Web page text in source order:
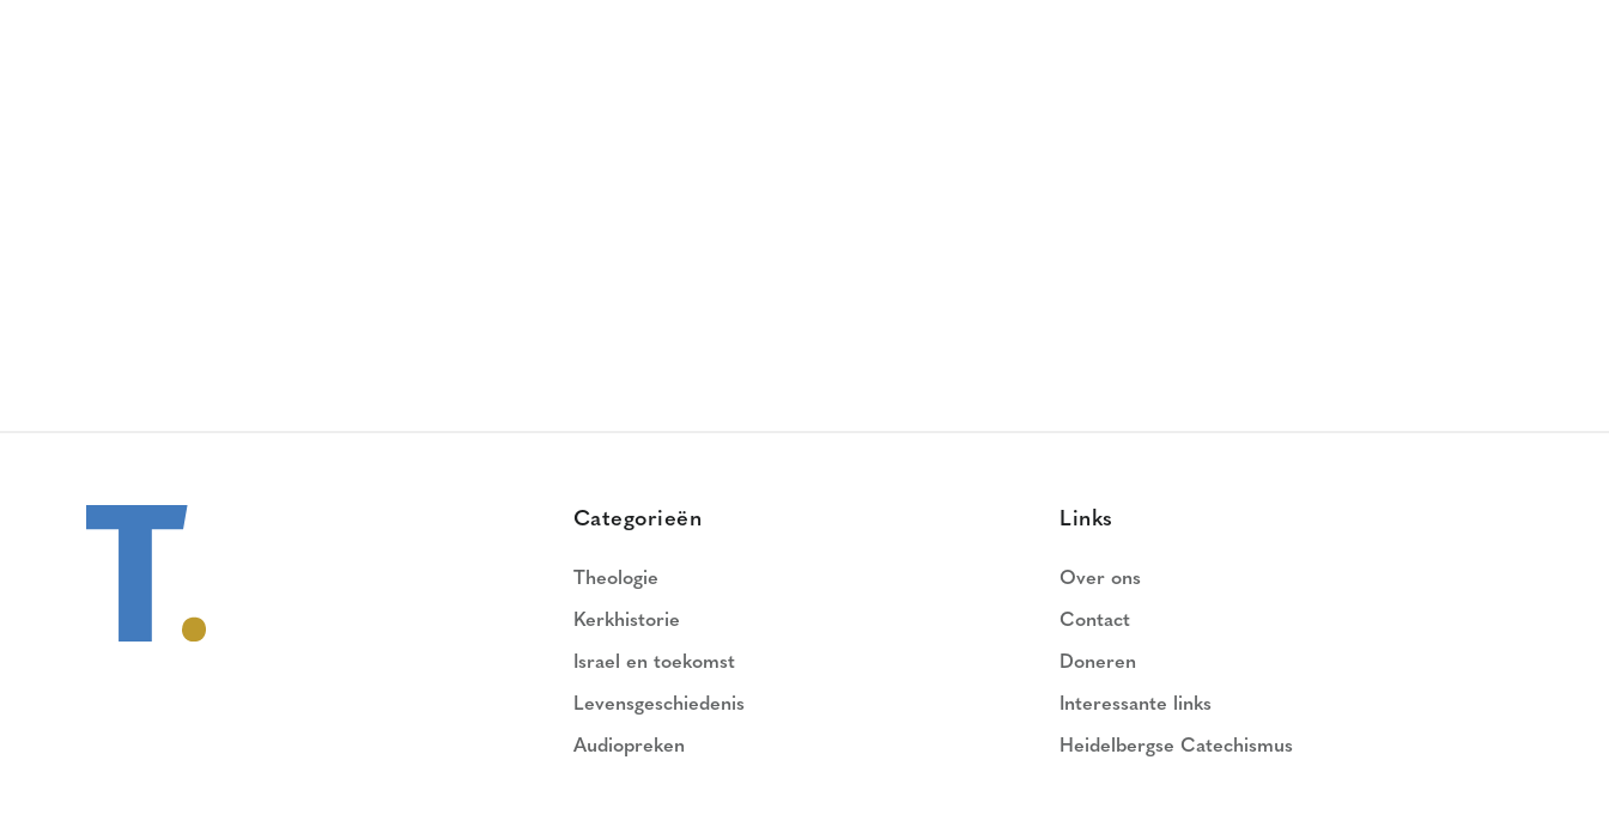
Categorieën
Theologie
Kerkhistorie
Israel en toekomst
Levensgeschiedenis
Audiopreken
Links
Over ons
Contact
Doneren
Interessante links
Heidelbergse Catechismus